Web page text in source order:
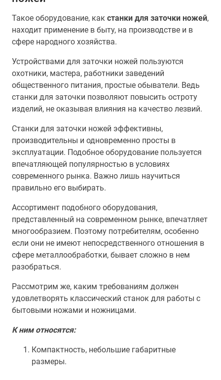
Такое оборудование, как станки для заточки ножей,
находит применение в быту, на производстве и в
сфере народного хозяйства.
Устройствами для заточки ножей пользуются
охотники, мастера, работники заведений
общественного питания, простые обыватели. Ведь
станки для заточки позволяют повысить остроту
изделий, не оказывая влияния на качество лезвий.
Станки для заточки ножей эффективны,
производительны и одновременно просты в
эксплуатации. Подобное оборудование пользуется
впечатляющей популярностью в условиях
современного рынка. Важно лишь научиться
правильно его выбирать.
Ассортимент подобного оборудования,
представленный на современном рынке, впечатляет
многообразием. Поэтому потребителям, особенно
если они не имеют непосредственного отношения в
сфере металлообработки, бывает сложно в нем
разобраться.
Рассмотрим же, каким требованиям должен
удовлетворять классический станок для работы с
бытовыми ножами и ножницами.
К ним относятся:
Компактность, небольшие габаритные
размеры.